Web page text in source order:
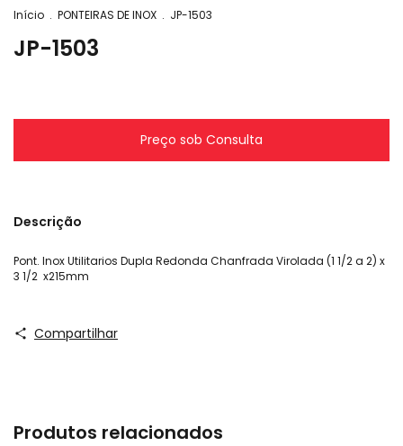
Início . PONTEIRAS DE INOX . JP-1503
JP-1503
Descrição
Pont. Inox Utilitarios Dupla Redonda Chanfrada Virolada (1 1/2 a 2) x
3 1/2 x215mm
Compartilhar
Produtos relacionados